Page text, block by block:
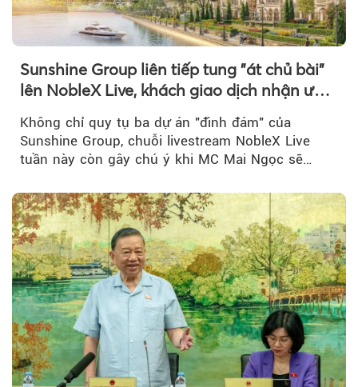
Sunshine Group liên tiếp tung "át chủ bài"
lên NobleX Live, khách giao dịch nhận ưu
Không chỉ quy tụ ba dự án "đình đám" của
Sunshine Group, chuỗi livestream NobleX Live
tuần này còn gây chú ý khi MC Mai Ngọc sẽ